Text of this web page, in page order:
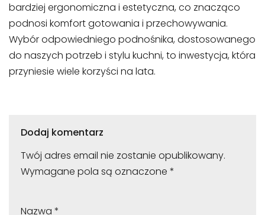
bardziej ergonomiczna i estetyczna, co znacząco
podnosi komfort gotowania i przechowywania.
Wybór odpowiedniego podnośnika, dostosowanego
do naszych potrzeb i stylu kuchni, to inwestycja, która
przyniesie wiele korzyści na lata.
Dodaj komentarz
Twój adres email nie zostanie opublikowany.
Wymagane pola są oznaczone *
Nazwa *